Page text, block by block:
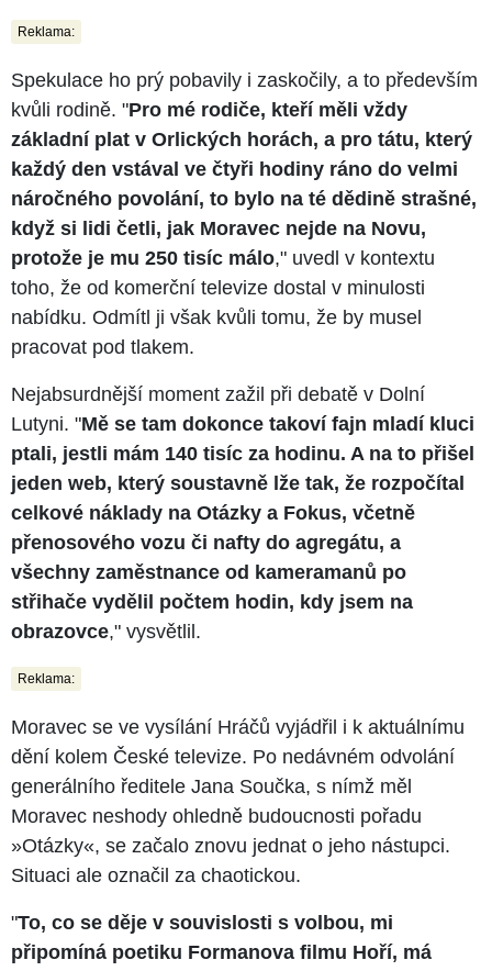
Reklama:
Spekulace ho prý pobavily i zaskočily, a to především
kvůli rodině. "Pro mé rodiče, kteří měli vždy
základní plat v Orlických horách, a pro tátu, který
každý den vstával ve čtyři hodiny ráno do velmi
náročného povolání, to bylo na té dědině strašné,
když si lidi četli, jak Moravec nejde na Novu,
protože je mu 250 tisíc málo," uvedl v kontextu
toho, že od komerční televize dostal v minulosti
nabídku. Odmítl ji však kvůli tomu, že by musel
pracovat pod tlakem.
Nejabsurdnější moment zažil při debatě v Dolní
Lutyni. "Mě se tam dokonce takoví fajn mladí kluci
ptali, jestli mám 140 tisíc za hodinu. A na to přišel
jeden web, který soustavně lže tak, že rozpočítal
celkové náklady na Otázky a Fokus, včetně
přenosového vozu či nafty do agregátu, a
všechny zaměstnance od kameramanů po
střihače vydělil počtem hodin, kdy jsem na
obrazovce," vysvětlil.
Reklama:
Moravec se ve vysílání Hráčů vyjádřil i k aktuálnímu
dění kolem České televize. Po nedávném odvolání
generálního ředitele Jana Součka, s nímž měl
Moravec neshody ohledně budoucnosti pořadu
»Otázky«, se začalo znovu jednat o jeho nástupci.
Situaci ale označil za chaotickou.
"To, co se děje v souvislosti s volbou, mi
připomíná poetiku Formanova filmu Hoří, má